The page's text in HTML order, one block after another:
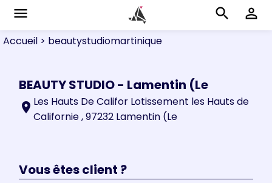
menu search perm_identity
Accueil > beautystudiomartinique
BEAUTY STUDIO - Lamentin (Le
location_on Les Hauts De Califor Lotissement les Hauts de
Californie , 97232 Lamentin (Le
Vous êtes client ?